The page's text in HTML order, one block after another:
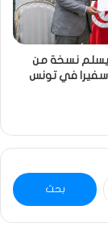
يسلم نسخة من
سفيرا في تونس
البحث
عن: